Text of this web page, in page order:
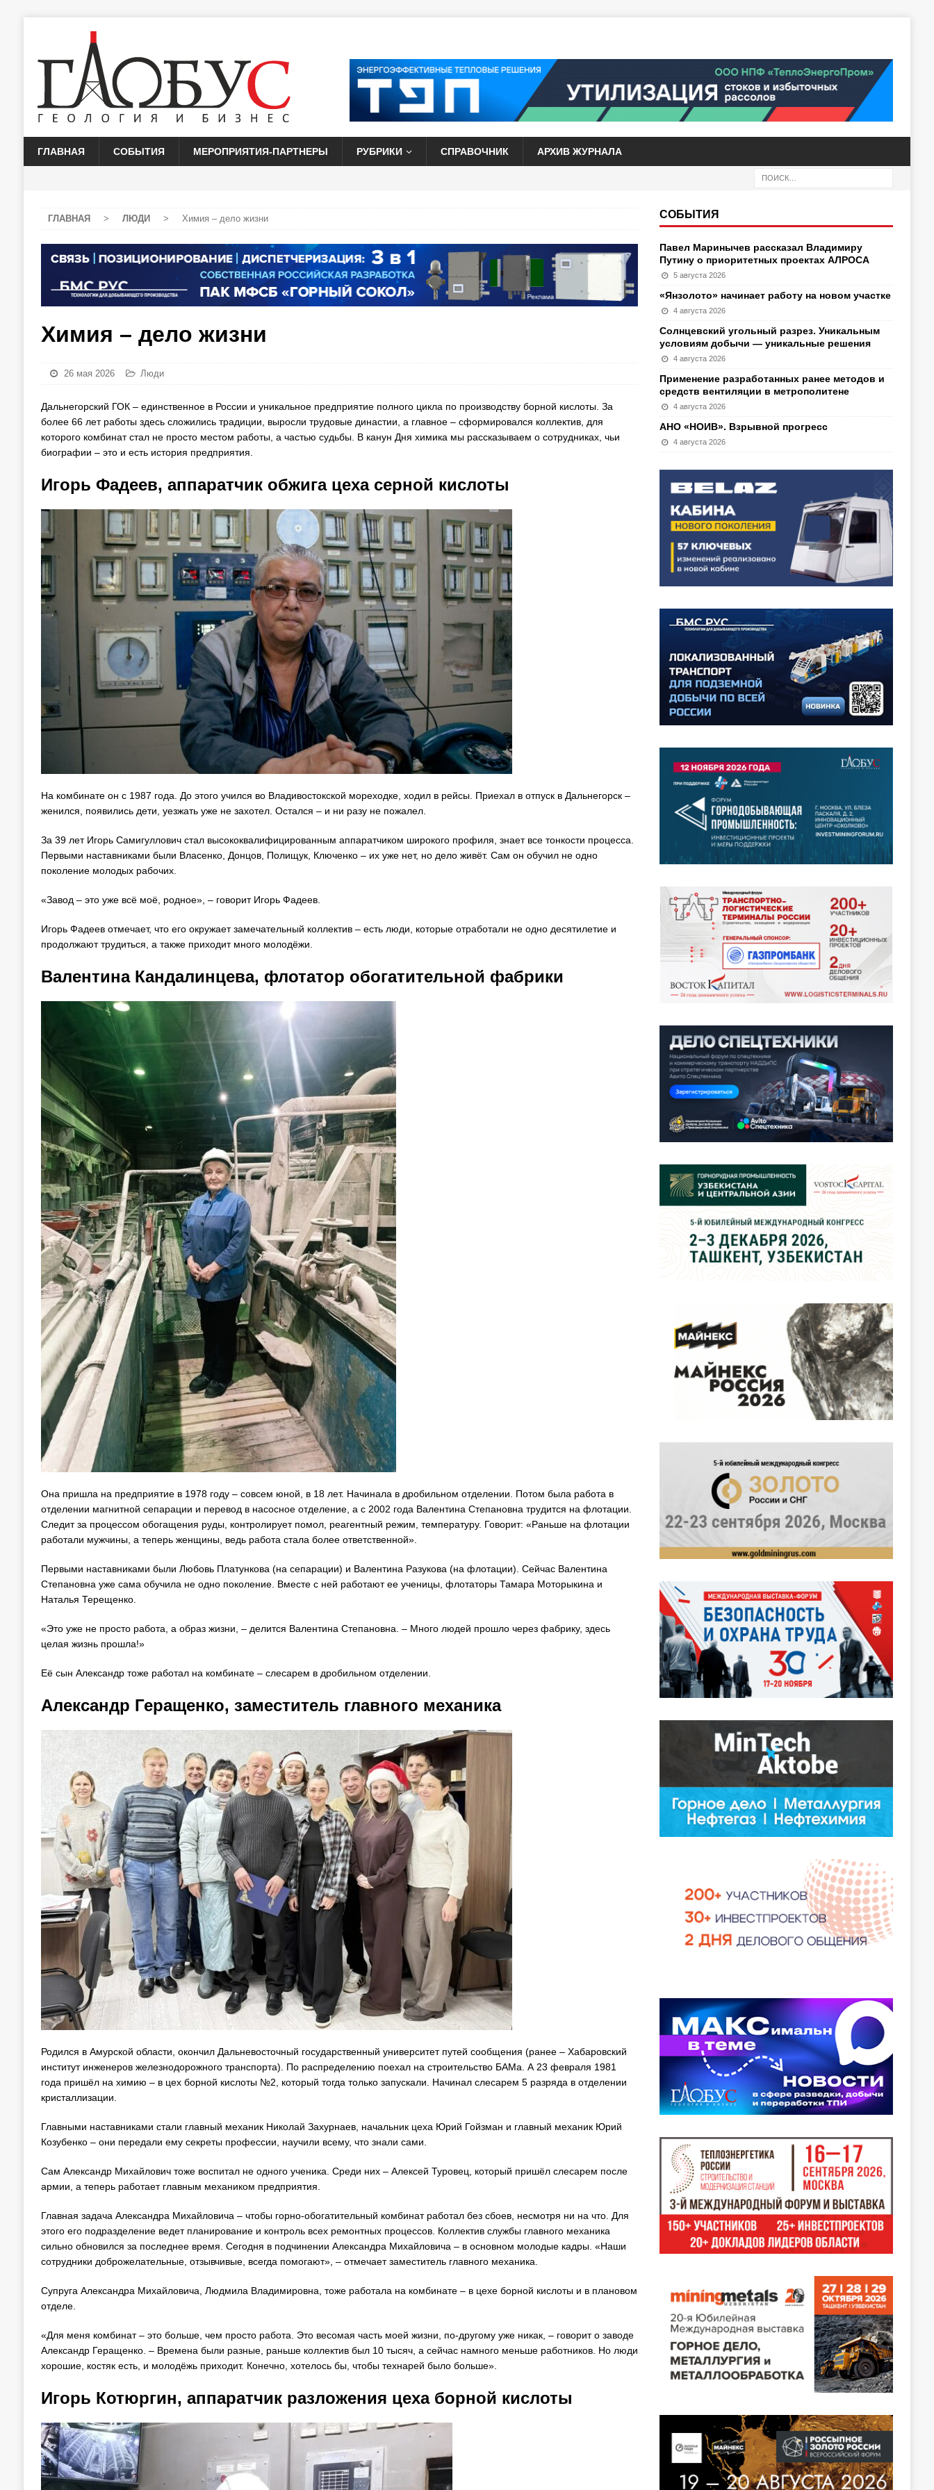
ГЛАВНАЯ СОБЫТИЯ МЕРОПРИЯТИЯ-ПАРТНЕРЫ РУБРИКИ СПРАВОЧНИК АРХИВ ЖУРНАЛА
ГЛАВНАЯ > ЛЮДИ > Химия – дело жизни
Химия – дело жизни
26 мая 2026 Люди
Дальнегорский ГОК – единственное в России и уникальное предприятие полного цикла по производству борной кислоты. За
более 66 лет работы здесь сложились традиции, выросли трудовые династии, а главное – сформировался коллектив, для
которого комбинат стал не просто местом работы, а частью судьбы. В канун Дня химика мы рассказываем о сотрудниках, чьи
биографии – это и есть история предприятия.
Игорь Фадеев, аппаратчик обжига цеха серной кислоты
На комбинате он с 1987 года. До этого учился во Владивостокской мореходке, ходил в рейсы. Приехал в отпуск в Дальнегорск –
женился, появились дети, уезжать уже не захотел. Остался – и ни разу не пожалел.
За 39 лет Игорь Самигуллович стал высококвалифицированным аппаратчиком широкого профиля, знает все тонкости процесса.
Первыми наставниками были Власенко, Донцов, Полищук, Ключенко – их уже нет, но дело живёт. Сам он обучил не одно
поколение молодых рабочих.
«Завод – это уже всё моё, родное», – говорит Игорь Фадеев.
Игорь Фадеев отмечает, что его окружает замечательный коллектив – есть люди, которые отработали не одно десятилетие и
продолжают трудиться, а также приходит много молодёжи.
Валентина Кандалинцева, флотатор обогатительной фабрики
Она пришла на предприятие в 1978 году – совсем юной, в 18 лет. Начинала в дробильном отделении. Потом была работа в
отделении магнитной сепарации и перевод в насосное отделение, а с 2002 года Валентина Степановна трудится на флотации.
Следит за процессом обогащения руды, контролирует помол, реагентный режим, температуру. Говорит: «Раньше на флотации
работали мужчины, а теперь женщины, ведь работа стала более ответственной».
Первыми наставниками были Любовь Платункова (на сепарации) и Валентина Разукова (на флотации). Сейчас Валентина
Степановна уже сама обучила не одно поколение. Вместе с ней работают ее ученицы, флотаторы Тамара Моторыкина и
Наталья Терещенко.
«Это уже не просто работа, а образ жизни, – делится Валентина Степановна. – Много людей прошло через фабрику, здесь
целая жизнь прошла!»
Её сын Александр тоже работал на комбинате – слесарем в дробильном отделении.
Александр Геращенко, заместитель главного механика
Родился в Амурской области, окончил Дальневосточный государственный университет путей сообщения (ранее – Хабаровский
институт инженеров железнодорожного транспорта). По распределению поехал на строительство БАМа. А 23 февраля 1981
года пришёл на химию – в цех борной кислоты №2, который тогда только запускали. Начинал слесарем 5 разряда в отделении
кристаллизации.
Главными наставниками стали главный механик Николай Захурнаев, начальник цеха Юрий Гойзман и главный механик Юрий
Козубенко – они передали ему секреты профессии, научили всему, что знали сами.
Сам Александр Михайлович тоже воспитал не одного ученика. Среди них – Алексей Туровец, который пришёл слесарем после
армии, а теперь работает главным механиком предприятия.
Главная задача Александра Михайловича – чтобы горно-обогатительный комбинат работал без сбоев, несмотря ни на что. Для
этого его подразделение ведет планирование и контроль всех ремонтных процессов. Коллектив службы главного механика
сильно обновился за последнее время. Сегодня в подчинении Александра Михайловича – в основном молодые кадры. «Наши
сотрудники доброжелательные, отзывчивые, всегда помогают», – отмечает заместитель главного механика.
Супруга Александра Михайловича, Людмила Владимировна, тоже работала на комбинате – в цехе борной кислоты и в плановом
отделе.
«Для меня комбинат – это больше, чем просто работа. Это весомая часть моей жизни, по-другому уже никак, – говорит о заводе
Александр Геращенко. – Времена были разные, раньше коллектив был 10 тысяч, а сейчас намного меньше работников. Но люди
хорошие, костяк есть, и молодёжь приходит. Конечно, хотелось бы, чтобы технарей было больше».
Игорь Котюргин, аппаратчик разложения цеха борной кислоты
СОБЫТИЯ
Павел Маринычев рассказал Владимиру
Путину о приоритетных проектах АЛРОСА
5 августа 2026
«Янзолото» начинает работу на новом участке
4 августа 2026
Солнцевский угольный разрез. Уникальным
условиям добычи — уникальные решения
4 августа 2026
Применение разработанных ранее методов и
средств вентиляции в метрополитене
4 августа 2026
АНО «НОИВ». Взрывной прогресс
4 августа 2026